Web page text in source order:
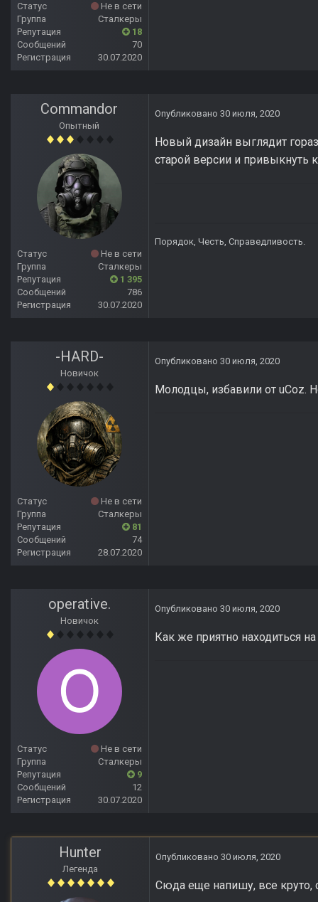
Статус
Не в сети
Группа
Сталкеры
Репутация
18
Сообщений
70
Регистрация
30.07.2020
Commandor
Опытный
Статус
Не в сети
Группа
Сталкеры
Репутация
1 395
Сообщений
786
Регистрация
30.07.2020
Опубликовано 30 июля, 2020
Новый дизайн выглядит
старой версии и привыкнуть
Порядок, Честь, Справедливость.
-HARD-
Новичок
Статус
Не в сети
Группа
Сталкеры
Репутация
81
Сообщений
74
Регистрация
28.07.2020
Опубликовано 30 июля, 2020
Молодцы, избавили от uCoz.
operative.
Новичок
Статус
Не в сети
Группа
Сталкеры
Репутация
9
Сообщений
12
Регистрация
30.07.2020
Опубликовано 30 июля, 2020
Как же приятно находиться
Hunter
Легенда
Опубликовано 30 июля, 2020
Сюда еще напишу, все круто,